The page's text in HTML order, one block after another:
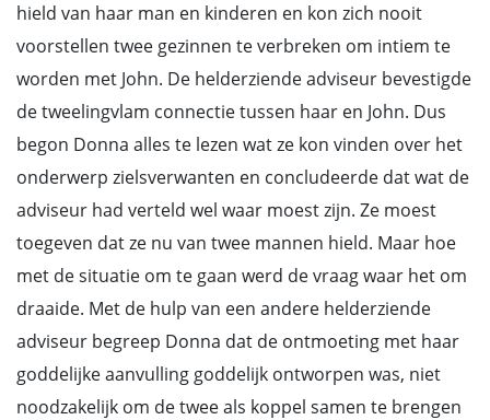
hield van haar man en kinderen en kon zich nooit
voorstellen twee gezinnen te verbreken om intiem te
worden met John. De helderziende adviseur bevestigde
de tweelingvlam connectie tussen haar en John. Dus
begon Donna alles te lezen wat ze kon vinden over het
onderwerp zielsverwanten en concludeerde dat wat de
adviseur had verteld wel waar moest zijn. Ze moest
toegeven dat ze nu van twee mannen hield. Maar hoe
met de situatie om te gaan werd de vraag waar het om
draaide. Met de hulp van een andere helderziende
adviseur begreep Donna dat de ontmoeting met haar
goddelijke aanvulling goddelijk ontworpen was, niet
noodzakelijk om de twee als koppel samen te brengen